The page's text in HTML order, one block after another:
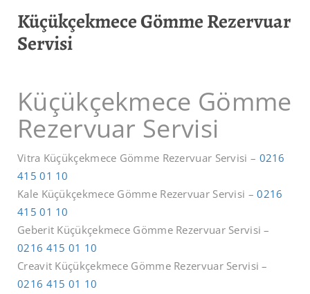
Küçükçekmece Gömme Rezervuar
Servisi
Küçükçekmece Gömme
Rezervuar Servisi
Vitra Küçükçekmece Gömme Rezervuar Servisi – 0216
415 01 10
Kale Küçükçekmece Gömme Rezervuar Servisi –0216
415 01 10
Geberit Küçükçekmece Gömme Rezervuar Servisi –
0216 415 01 10
Creavit Küçükçekmece Gömme Rezervuar Servisi –
0216 415 01 10